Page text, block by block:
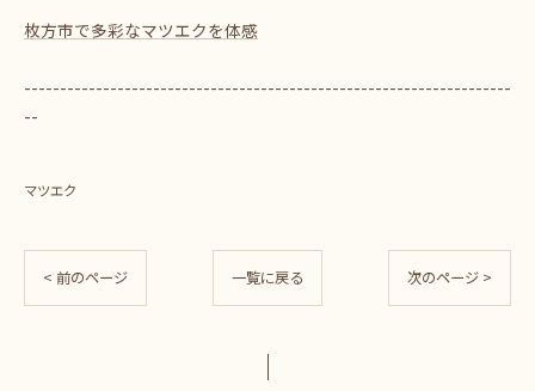
枚方市で多彩なマツエクを体感
--------------------------------------------------------------------
--
マツエク
< 前のページ 一覧に戻る 次のページ >